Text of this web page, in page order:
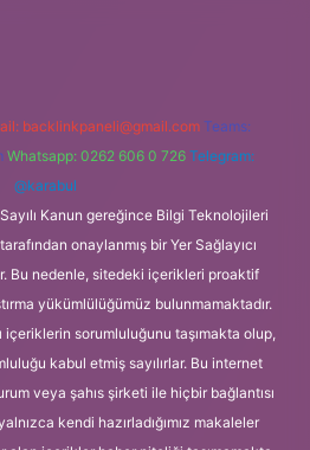
backlinkpaneli@gmail.com Teams:
Whatsapp: 0262 606 0 726 Telegram:
@karabul
Kanun gereğince Bilgi Teknolojileri
onaylanmış bir Yer Sağlayıcı
Bu nedenle, sitedeki içerikleri proaktif
yükümlülüğümüz bulunmamaktadır.
sorumluluğunu taşımakta olup,
kabul etmiş sayılırlar. Bu internet
veya şahıs şirketi ile hiçbir bağlantısı
kendi hazırladığımız makaleler